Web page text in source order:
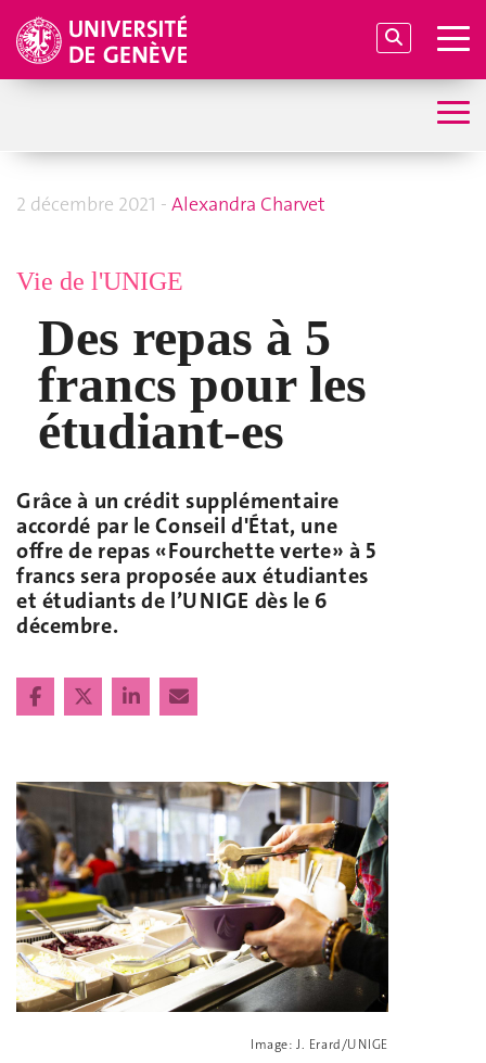
2 décembre 2021 - Alexandra Charvet
Vie de l'UNIGE
Des repas à 5
francs pour les
étudiant-es
Grâce à un crédit supplémentaire
accordé par le Conseil d'État, une
offre de repas «Fourchette verte» à 5
francs sera proposée aux étudiantes
et étudiants de l’UNIGE dès le 6
décembre.
Image: J. Erard/UNIGE